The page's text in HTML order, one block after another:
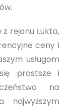
rejonu Łukta,
ceny i
usługom
prostsze i
na